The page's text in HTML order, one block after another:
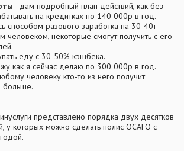
- дам подробный план действий, как без
на кредитках по 140 000р в год.
способом разового заработка на 30-40т
человеком, некоторые смогут получить с его
еду с 30-50% кэшбека.
как я сейчас делаю по 300 000р в год.
человеку кто-то из него получит
больше.
представлено порядка двух десятков
у которых можно сделать полис ОСАГО с